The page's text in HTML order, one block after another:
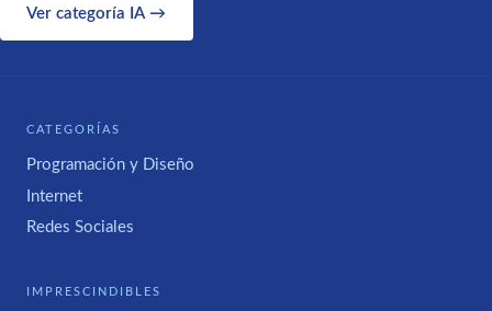
Ver categoría IA →
CATEGORÍAS
Programación y Diseño
Internet
Redes Sociales
IMPRESCINDIBLES